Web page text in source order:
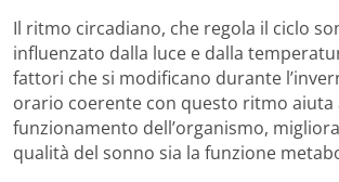
Il ritmo circadiano, che regola il ciclo
influenzato dalla luce e dalla
fattori che si modificano durante
orario coerente con questo ritmo aiuta
funzionamento dell’organismo,
qualità del sonno sia la funzione